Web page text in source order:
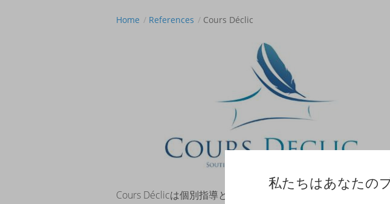
Home References Cours Déclic
Cours Déclicは個別指導とホームスクールの分野で個人への
私たちはあなたの